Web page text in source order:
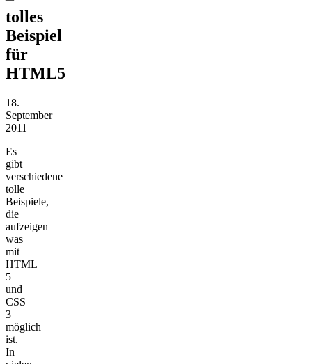
tolles
Beispiel
für
HTML5
18.
September
2011
Es
gibt
verschiedene
tolle
Beispiele,
die
aufzeigen
was
mit
HTML
5
und
CSS
3
möglich
ist.
In